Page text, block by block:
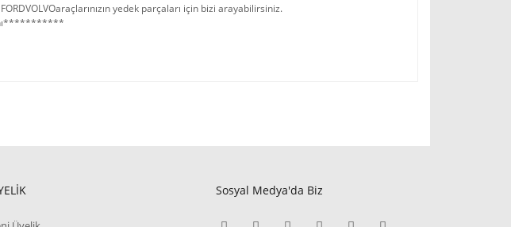
yedek parçaları için bizi arayabilirsiniz.
Sosyal Medya'da Biz